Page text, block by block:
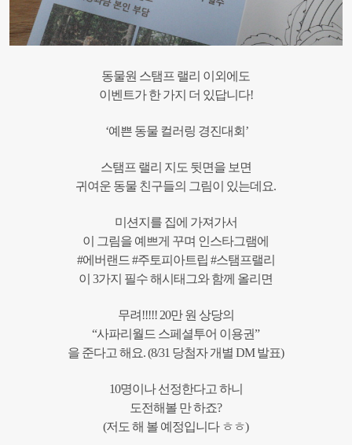
동물원 스탬프 랠리 이외에도
이벤트가 한 가지 더 있답니다!
‘예쁜 동물 컬러링 경진대회’
스탬프 랠리 지도 뒷면을 보면
귀여운 동물 친구들의 그림이 있는데요.
미션지를 집에 가져가서
이 그림을 예쁘게 꾸며 인스타그램에
#에버랜드 #주토피아트립 #스탬프랠리
이 3가지 필수 해시태그와 함께 올리면
무려!!!!! 20만 원 상당의
“사파리월드 스페셜투어 이용권”
을 준다고 해요. (8/31 당첨자 개별 DM 발표)
10명이나 선정한다고 하니
도전해볼 만 하죠?
(저도 해 볼 예정입니다 ㅎㅎ)